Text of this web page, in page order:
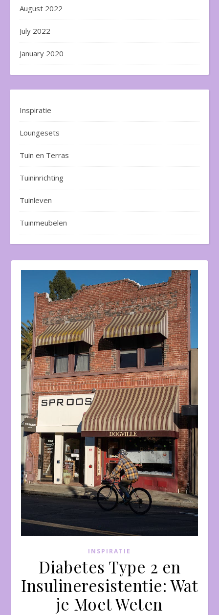
August 2022
July 2022
January 2020
Inspiratie
Loungesets
Tuin en Terras
Tuininrichting
Tuinleven
Tuinmeubelen
INSPIRATIE
Diabetes Type 2 en
Insulineresistentie: Wat
je Moet Weten